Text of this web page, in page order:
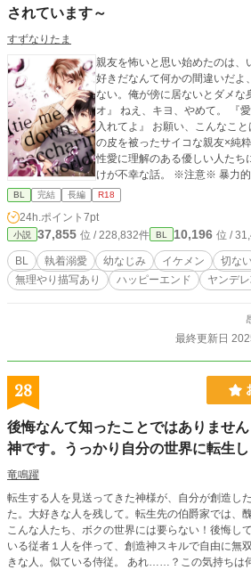
されています～
すずなりたま
親友を怖いと思い始めたのは、
好きだなんて何かの間違いだよ
ない。俺が傍に居ないとダメな
オ』 ねえ、キヨ、やめて。 『
入れてよ』 お願い、こんなことはも
の皮を被ったサイコな親友×純
性愛に理解のある優しい人たち
けが不幸な話。 ※注意※ 暴力的・無理矢理な表現があるので
苦手な方は回れ右してください
遂）もあるので苦手な方は（以
BL 完結 長編 R18
24h.ポイント 7pt
小説 37,855 位 / 228,832件 BL 10,196 位 /
BL 執着溺愛 幼なじみ イケメン 切な
無理やり描写あり
ハッピーエンド ヤンデ
最終更新日
28
後悔なんて知ったことではありませ
神です。うっかり自分の世界に転生
竜鳴躍
転生する人を見送ってきた神様が、自分が創造し
た。大好きな人を残して。転生先の伯爵家では、
こんな人たち、ボクの世界には要らない！後悔しても知ー
いる従者１人を伴って、創造神スキルで自由に無双！ …………残してきた
きな人。似ている侍従。 あれ……？この気持ちは何だろ